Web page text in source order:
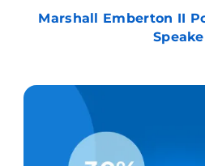
Marshall Emberton II